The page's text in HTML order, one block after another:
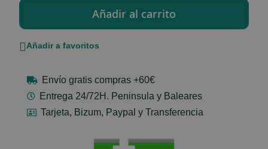
Añadir a favoritos
Envío gratis compras +60€
Entrega 24/72H. Peninsula y Baleares
Tarjeta, Bizum, Paypal y Transferencia